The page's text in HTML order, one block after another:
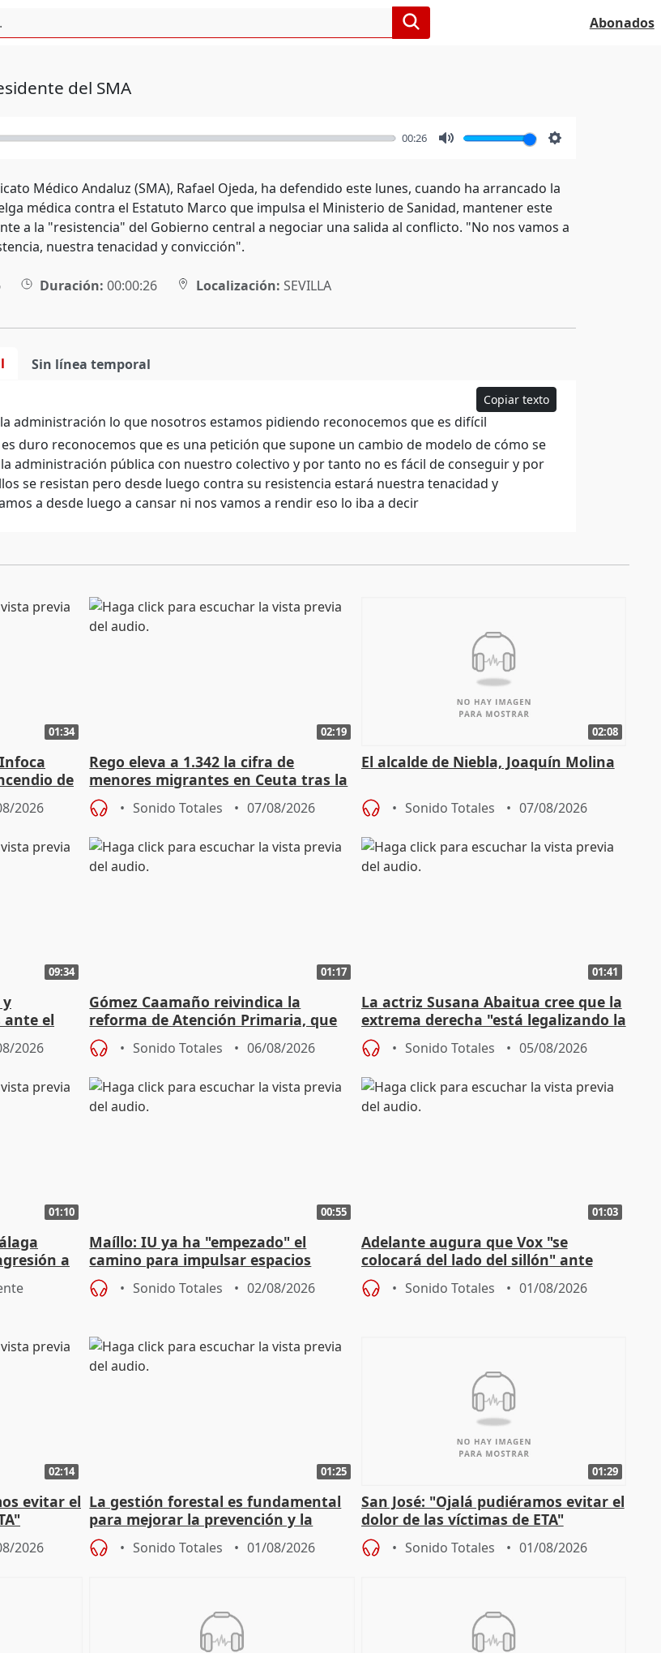
Abonados
del SMA
00:26
Médico Andaluz (SMA), Rafael Ojeda, ha defendido este lunes, cuando ha arrancado la
médica contra el Estatuto Marco que impulsa el Ministerio de Sanidad, mantener este
a la "resistencia" del Gobierno central a negociar una salida al conflicto. "No nos vamos a
nuestra tenacidad y convicción".
Duración: 00:00:26 Localización: SEVILLA
Sin línea temporal
Copiar texto
administración lo que nosotros estamos pidiendo reconocemos que es difícil
duro reconocemos que es una petición que supone un cambio de modelo de cómo se
administración pública con nuestro colectivo y por tanto no es fácil de conseguir y por
se resistan pero desde luego contra su resistencia estará nuestra tenacidad y
a desde luego a cansar ni nos vamos a rendir eso lo iba a decir
01:34
de
2026
02:19
Rego eleva a 1.342 la cifra de
menores migrantes en Ceuta tras la
entrada masiva
Sonido Totales 07/08/2026
02:08
El alcalde de Niebla, Joaquín Molina
Sonido Totales 07/08/2026
09:34
y
ante el
2026
01:17
Gómez Caamaño reivindica la
reforma de Atención Primaria, que
reforzará la autogestión
Sonido Totales 06/08/2026
01:41
La actriz Susana Abaitua cree que la
extrema derecha "está legalizando la
homofobia"
Sonido Totales 05/08/2026
01:10
a
00:55
Maíllo: IU ya ha "empezado" el
camino para impulsar espacios
unitarios para las municipales
Sonido Totales 02/08/2026
01:03
Adelante augura que Vox "se
colocará del lado del sillón" ante
iniciativas de la oposición
Sonido Totales 01/08/2026
02:14
evitar el
2026
01:25
La gestión forestal es fundamental
para mejorar la prevención y la
actuación frente a incendios
Sonido Totales 01/08/2026
01:29
San José: "Ojalá pudiéramos evitar el
dolor de las víctimas de ETA"
Sonido Totales 01/08/2026